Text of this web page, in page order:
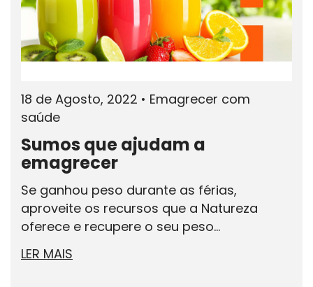
18 de Agosto, 2022 • Emagrecer com
saúde
Sumos que ajudam a
emagrecer
Se ganhou peso durante as férias,
aproveite os recursos que a Natureza
oferece e recupere o seu peso...
LER MAIS